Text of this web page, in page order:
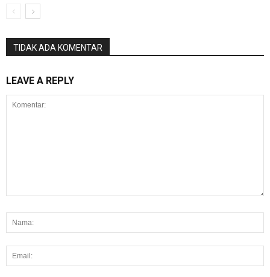
TIDAK ADA KOMENTAR
LEAVE A REPLY